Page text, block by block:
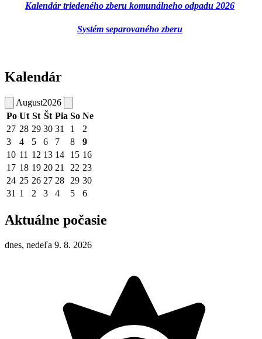
Kalendár triedeného zberu komunálneho odpadu 2026
Systém separovaného zberu
Kalendár
August2026
Po Ut St Št Pia So Ne
27 28 29 30 31 1
2
3
4 5 6 7 8
9
10 11 12 13 14 15 16
17 18 19 20 21 22 23
24 25 26 27 28 29 30
31 1 2 3 4 5 6
Aktuálne počasie
dnes, nedeľa 9. 8. 2026